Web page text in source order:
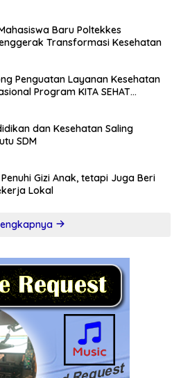
Baru Poltekkes
Transformasi Kesehatan
Penguatan Layanan Kesehatan
Program KITA SEHAT
dan Kesehatan Saling
SDM
Gizi Anak, tetapi Juga Beri
Lokal